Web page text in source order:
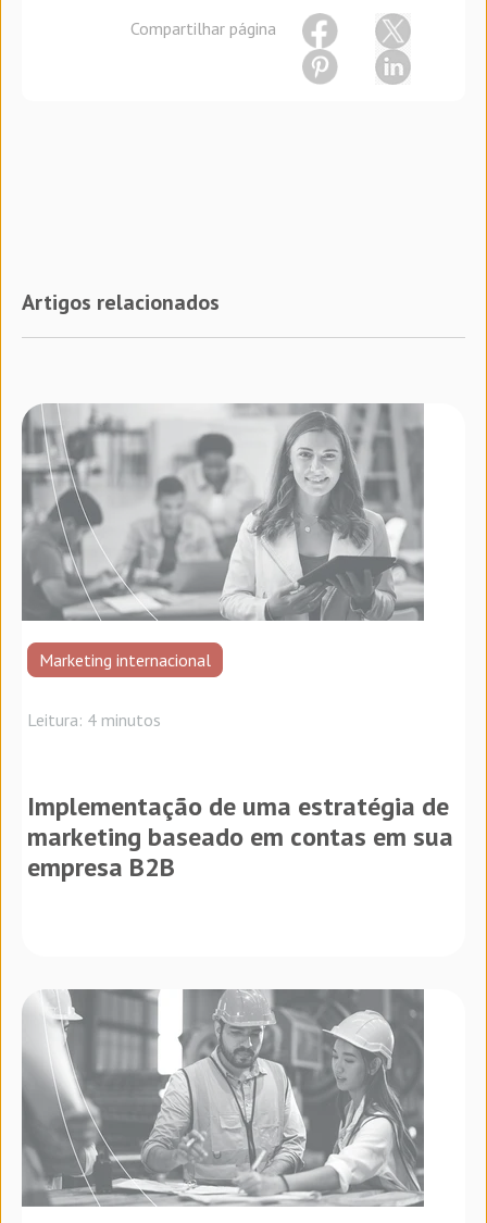
Compartilhar página
Artigos relacionados
Marketing internacional
Leitura: 4 minutos
Implementação de uma estratégia de
marketing baseado em contas em sua
empresa B2B